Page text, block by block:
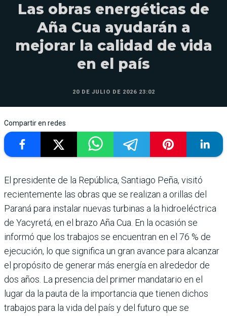
Las obras energéticas de
Aña Cua ayudarán a
mejorar la calidad de vida
en el país
20 DE JULIO DE 2026 23:02
Compartir en redes
El presidente de la República, San­tiago Peña, visitó
recientemente las obras que se realizan a orillas del
Paraná para instalar nuevas turbinas a la hidroeléctrica
de Yacyretá, en el brazo Aña Cua. En la ocasión se
informó que los trabajos se encuentran en el 76 % de
ejecución, lo que significa un gran avance para alcanzar
el propósito de generar más energía en alrededor de
dos años. La presencia del primer mandata­rio en el
lugar da la pauta de la importan­cia que tienen dichos
trabajos para la vida del país y del futuro que se